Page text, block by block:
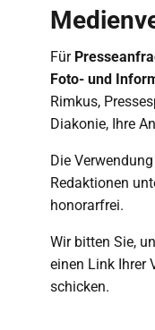
Für
Foto- und
Rimkus,
Diakonie, Ihre
Die
Redaktionen
honorarfrei.
Wir bitten Sie,
einen Link Ihrer
schicken.